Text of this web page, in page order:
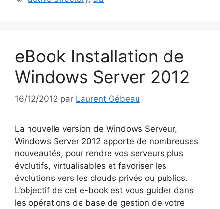
eBook Installation de
Windows Server 2012
16/12/2012 par Laurent Gébeau
La nouvelle version de Windows Serveur,
Windows Server 2012 apporte de nombreuses
nouveautés, pour rendre vos serveurs plus
évolutifs, virtualisables et favoriser les
évolutions vers les clouds privés ou publics.
L’objectif de cet e-book est vous guider dans
les opérations de base de gestion de votre